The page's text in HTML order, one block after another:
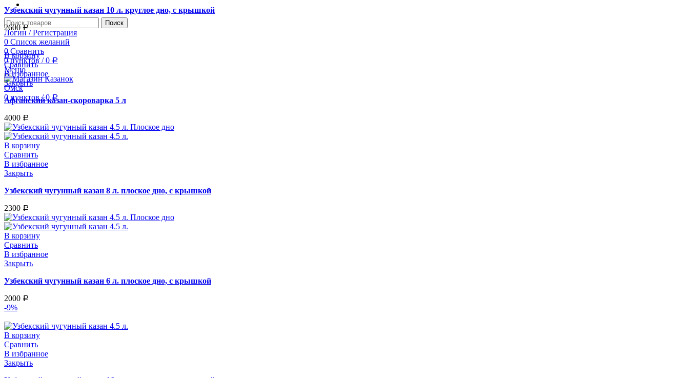
Поиск
Логин / Регистрация
0 Список желаний
0 Сравнить
0пунктов / 0 Р
Меню
0пунктов / 0Р
Узбекский чугунный казан 10 л. круглое дно, с крышкой
2600Р
В корзину
Сравнить
В избранное
Закрыть
Афганский казан-скороварка 5 л
4000 Р
В корзину
Сравнить
В избранное
Закрыть
Узбекский чугунный казан 8 л. плоское дно, с крышкой
2300 Р
В корзину
Сравнить
В избранное
Закрыть
Узбекский чугунный казан 6 л. плоское дно, с крышкой
2000 Р
-9%
В корзину
Сравнить
В избранное
Закрыть